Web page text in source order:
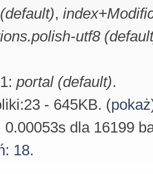
,
utf8
portal (default).
- 645KB. (pokaż
dla 16199
18.